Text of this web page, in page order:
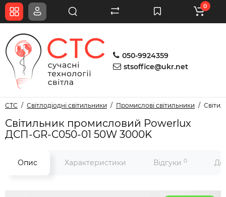
050-9924359
stsoffice@ukr.net
0
СТС Світлодіодні світильники Промислові світильники
Світильник промисловий Powerlux
ДСП-GR-C050-01 50W 3000K
Опис Характеристики Відгуки 0